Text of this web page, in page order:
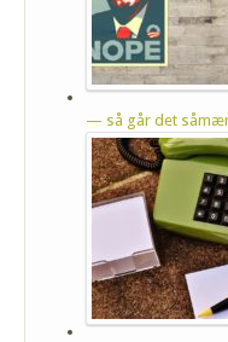
— så går det